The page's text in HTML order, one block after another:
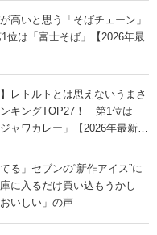
高いと思う「そばチェーン」
は「富士そば」【2026年最
レトルトとは思えないうまさ
キングTOP27！ 第1位は
ャワカレー」【2026年最新調
る」セブンの“新作アイス”に
に入るだけ買い込もうかし
いしい」の声